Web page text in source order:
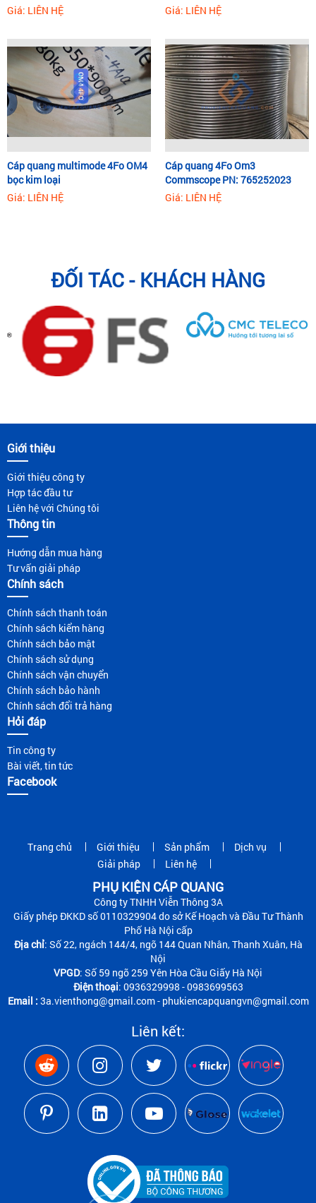
Giá: LIÊN HỆ
Giá: LIÊN HỆ
Cáp quang multimode 4Fo OM4
bọc kim loại
Giá: LIÊN HỆ
Cáp quang 4Fo Om3
Commscope PN: 765252023
Giá: LIÊN HỆ
ĐỐI TÁC - KHÁCH HÀNG
Giới thiệu
Giới thiệu công ty
Hợp tác đầu tư
Liên hệ với Chúng tôi
Thông tin
Hướng dẫn mua hàng
Tư vấn giải pháp
Chính sách
Chính sách thanh toán
Chính sách kiểm hàng
Chính sách bảo mật
Chính sách sử dụng
Chính sách vận chuyển
Chính sách bảo hành
Chính sách đổi trả hàng
Hỏi đáp
Tin công ty
Bài viết, tin tức
Facebook
Trang chủ Giới thiệu Sản phẩm
Dịch vụ
Giải pháp
Liên hệ
PHỤ KIỆN CÁP QUANG
Công ty TNHH Viễn Thông 3A
Giấy phép ĐKKD số 0110329904 do sở Kế Hoạch và Đầu Tư Thành
Phố Hà Nội cấp
Địa chỉ: Số 22, ngách 144/4, ngõ 144 Quan Nhân, Thanh Xuân, Hà
Nội
VPGD: Số 59 ngõ 259 Yên Hòa Cầu Giấy Hà Nội
Điện thoại: 0936329998 - 0983699563
Email : 3a.vienthong@gmail.com - phukiencapquangvn@gmail.com
Liên kết: